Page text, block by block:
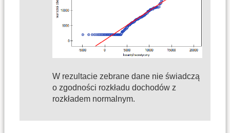
W rezultacie zebrane dane nie świadczą
o zgodności rozkładu dochodów z
rozkładem normalnym.